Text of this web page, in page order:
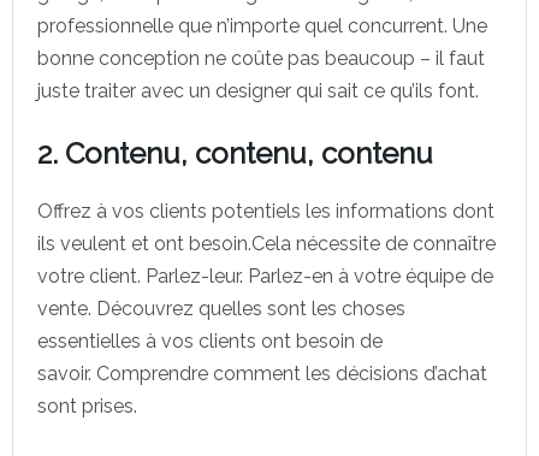
professionnelle que n’importe quel concurrent. Une
bonne conception ne coûte pas beaucoup – il faut
juste traiter avec un designer qui sait ce qu’ils font.
2. Contenu, contenu, contenu
Offrez à vos clients potentiels les informations dont
ils veulent et ont besoin.Cela nécessite de connaître
votre client. Parlez-leur. Parlez-en à votre équipe de
vente. Découvrez quelles sont les choses
essentielles à vos clients ont besoin de
savoir. Comprendre comment les décisions d’achat
sont prises.